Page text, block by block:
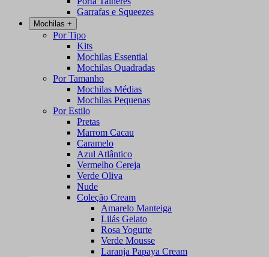
Garrafas e Squeezes
Mochilas +
Por Tipo
Kits
Mochilas Essential
Mochilas Quadradas
Por Tamanho
Mochilas Médias
Mochilas Pequenas
Por Estilo
Pretas
Marrom Cacau
Caramelo
Azul Atlântico
Vermelho Cereja
Verde Oliva
Nude
Coleção Cream
Amarelo Manteiga
Lilás Gelato
Rosa Yogurte
Verde Mousse
Laranja Papaya Cream